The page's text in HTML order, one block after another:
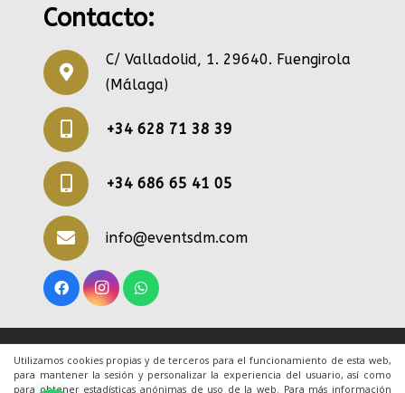
Utilizamos cookies propias y de terceros para el funcionamiento de esta web,
para mantener la sesión y personalizar la experiencia del usuario, así como
para obtener estadísticas anónimas de uso de la web. Para más información
Contacto:
C/ Valladolid, 1. 29640. Fuengirola
(Málaga)
+34 628 71 38 39
+34 686 65 41 05
info@eventsdm.com
© 2020 Todos los derechos reservados. Una web
deACRILONIA